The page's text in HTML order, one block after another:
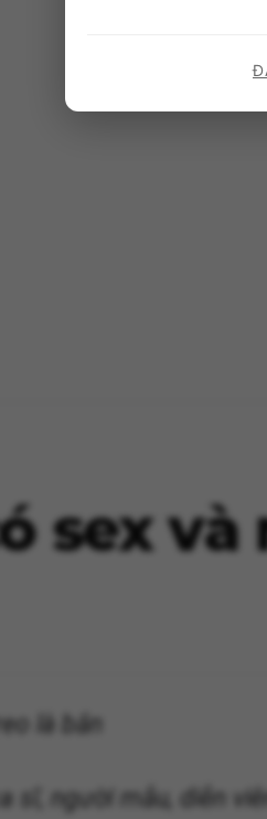
sex và
là bắn
sĩ, người mẫu, diễn